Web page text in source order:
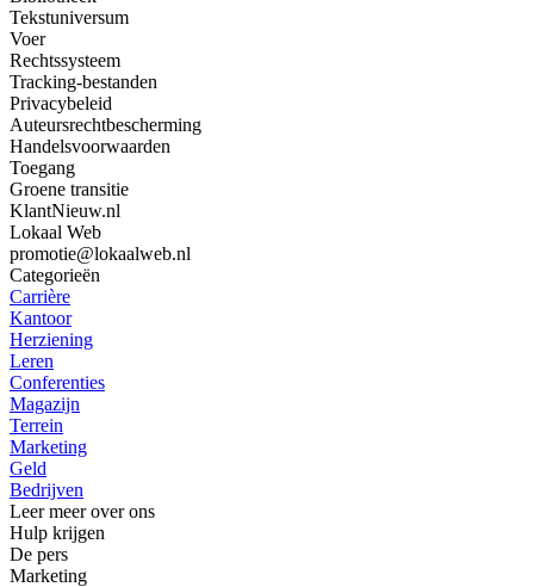
Tekstuniversum
Voer
Rechtssysteem
Tracking-bestanden
Privacybeleid
Auteursrechtbescherming
Handelsvoorwaarden
Toegang
Groene transitie
KlantNieuw.nl
Lokaal Web
promotie@lokaalweb.nl
Categorieën
Carrière
Kantoor
Herziening
Leren
Conferenties
Magazijn
Terrein
Marketing
Geld
Bedrijven
Leer meer over ons
Hulp krijgen
De pers
Marketing